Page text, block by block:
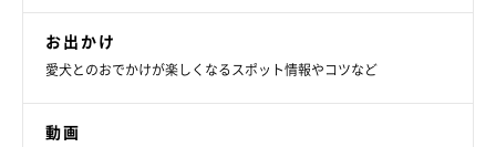
お出かけ
愛犬とのおでかけが楽しくなるスポット情報やコツなど
動画